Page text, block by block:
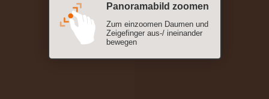
Panoramabild zoomen
Zum einzoomen Daumen und
Zeigefinger aus-/ ineinander
bewegen